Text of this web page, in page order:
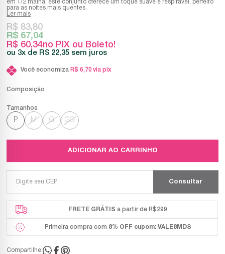
em 1/2 malha, este conjunto oferece um toque suave e respirável, perfeito
para as noites mais quentes.
Ler mais
R$ 60,34no PIX ou Boleto!
R$ 83,80
R$ 67,04
3x R$ 22,35 sem juros
Você economiza R$ 6,70 via pix
Composição
P M G GG
ADICIONAR AO CARRINHO
FRETE GRÁTIS a partir de R$299
Primeira compra com 8% OFF cupom: VALE8MDS
Compartilhe: